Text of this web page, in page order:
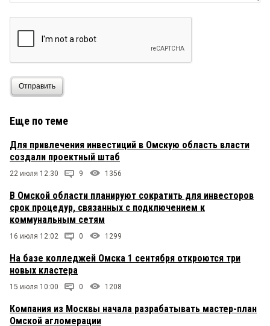
Отправить
Еще по теме
Для привлечения инвестиций в Омскую область власти
создали проектный штаб
22 июля 12:30 9 1356
В Омской области планируют сократить для инвесторов
срок процедур, связанных с подключением к
коммунальным сетям
16 июля 12:02 0 1299
На базе колледжей Омска 1 сентября откроются три
новых кластера
15 июля 10:00 0 1208
Компания из Москвы начала разрабатывать мастер-план
Омской агломерации